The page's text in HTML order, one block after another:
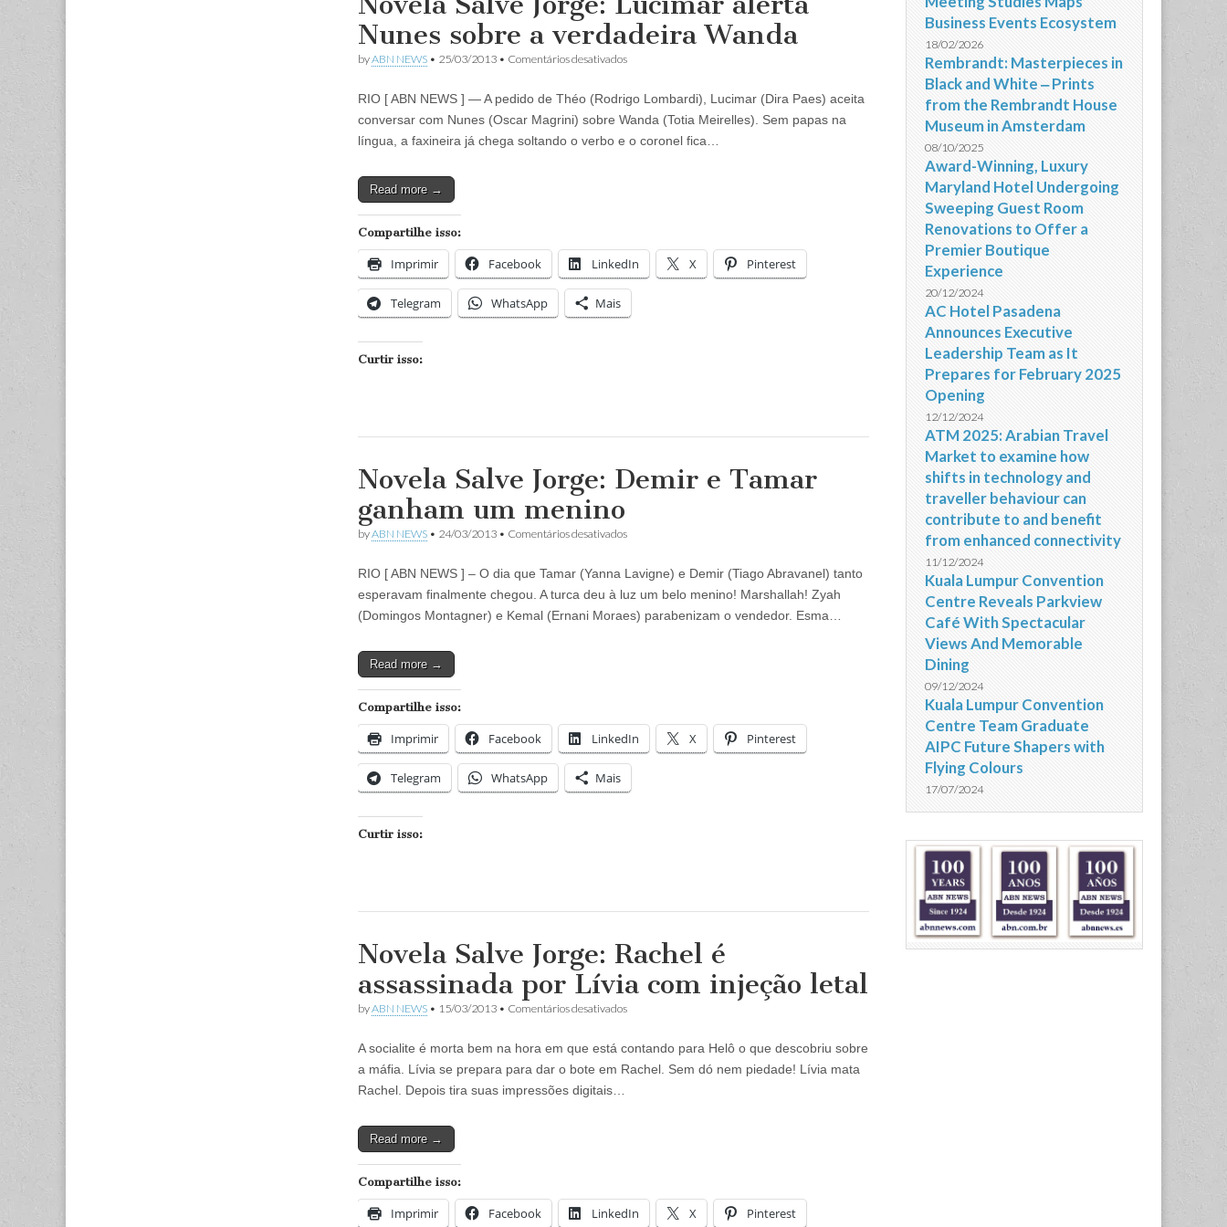
Nunes sobre a verdadeira Wanda
byABN NEWS • 25/03/2013 • Comentários desativadosem
Jorge:
Lucimar
Nunes
RIO [ ABN NEWS ] — A pedido de Théo (Rodrigo Lombardi), Lucimar (Dira Paes) aceita
conversar com Nunes (Oscar Magrini) sobre Wanda (Totia Meirelles). Sem papas na
língua, a faxineira já chega soltando o verbo e o coronel fica…
Read more →
Compartilhe isso:
Imprimir Facebook LinkedIn X Pinterest
Telegram WhatsApp Mais
Curtir isso:
Novela Salve Jorge: Demir e Tamar
ganham um menino
byABN NEWS • 24/03/2013 • Comentários desativadosem
Jorge:
Demir
Tamar
RIO [ ABN NEWS ] – O dia que Tamar (Yanna Lavigne) e Demir (Tiago Abravanel) tanto
esperavam finalmente chegou. A turca deu à luz um belo menino! Marshallah! Zyah
(Domingos Montagner) e Kemal (Ernani Moraes) parabenizam o vendedor. Esma…
Read more →
Compartilhe isso:
Imprimir Facebook LinkedIn X Pinterest
Telegram WhatsApp Mais
Curtir isso:
Novela Salve Jorge: Rachel é
assassinada por Lívia com injeção letal
byABN NEWS • 15/03/2013 • Comentários desativadosem
Jorge:
Rachel
A socialite é morta bem na hora em que está contando para Helô o que descobriu sobre
a máfia. Lívia se prepara para dar o bote em Rachel. Sem dó nem piedade! Lívia mata
Rachel. Depois tira suas impressões digitais…
Read more →
Compartilhe isso:
Imprimir Facebook LinkedIn X Pinterest
Business Events Ecosystem
18/02/2026
Rembrandt: Masterpieces in
Black and White ‒ Prints
from the Rembrandt House
Museum in Amsterdam
08/10/2025
Award-Winning, Luxury
Maryland Hotel Undergoing
Sweeping Guest Room
Renovations to Offer a
Premier Boutique
Experience
20/12/2024
AC Hotel Pasadena
Announces Executive
Leadership Team as It
Prepares for February 2025
Opening
12/12/2024
ATM 2025: Arabian Travel
Market to examine how
shifts in technology and
traveller behaviour can
contribute to and benefit
from enhanced connectivity
11/12/2024
Kuala Lumpur Convention
Centre Reveals Parkview
Café With Spectacular
Views And Memorable
Dining
09/12/2024
Kuala Lumpur Convention
Centre Team Graduate
AIPC Future Shapers with
Flying Colours
17/07/2024